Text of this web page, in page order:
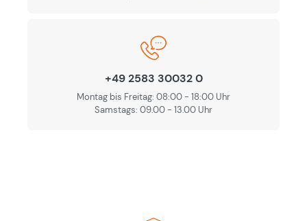
+49 2583 30032 0
Montag bis Freitag: 08:00 - 18:00 Uhr
Samstags: 09.00 - 13.00 Uhr